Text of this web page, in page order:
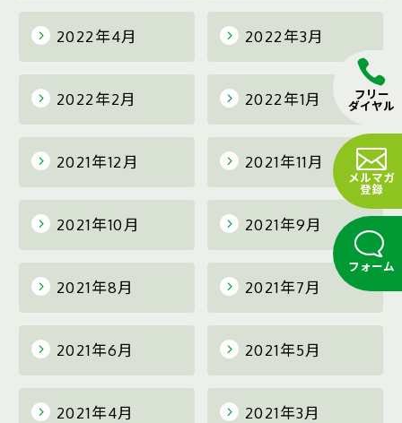
フリー
ダイヤル
メルマガ
登録
フォーム
2022年4月 2022年3月
2022年2月 2022年1月
2021年12月 2021年11月
2021年10月 2021年9月
2021年8月 2021年7月
2021年6月 2021年5月
2021年4月 2021年3月